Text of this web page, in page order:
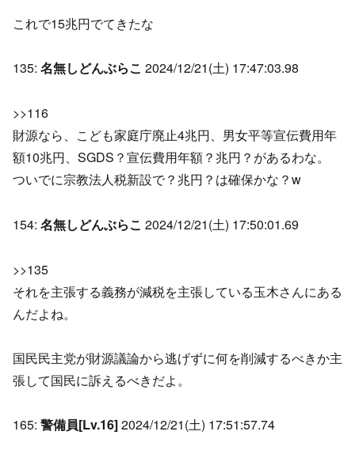
これで15兆円でてきたな
135: 名無しどんぶらこ 2024/12/21(土) 17:47:03.98
>>116
財源なら、こども家庭庁廃止4兆円、男女平等宣伝費用年
額10兆円、SGDS？宣伝費用年額？兆円？があるわな。
ついでに宗教法人税新設で？兆円？は確保かな？w
154: 名無しどんぶらこ 2024/12/21(土) 17:50:01.69
>>135
それを主張する義務が減税を主張している玉木さんにある
んだよね。
国民民主党が財源議論から逃げずに何を削減するべきか主
張して国民に訴えるべきだよ。
165: 警備員[Lv.16]2024/12/21(土) 17:51:57.74